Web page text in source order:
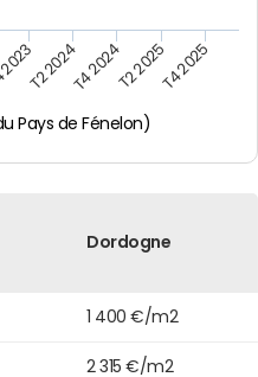
Pays de Fénelon)
T2 2024T4 2024T2 2025T4 2025
Dordogne
1 400 €/m2
2 315 €/m2